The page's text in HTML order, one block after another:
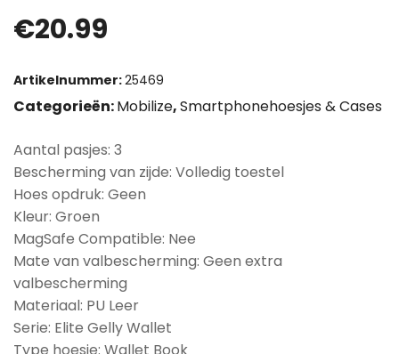
€20.99
Artikelnummer:25469
Categorieën:Mobilize,Smartphonehoesjes & Cases
Aantal pasjes: 3
Bescherming van zijde: Volledig toestel
Hoes opdruk: Geen
Kleur: Groen
MagSafe Compatible: Nee
Mate van valbescherming: Geen extra
valbescherming
Materiaal: PU Leer
Serie: Elite Gelly Wallet
Type hoesje: Wallet Book